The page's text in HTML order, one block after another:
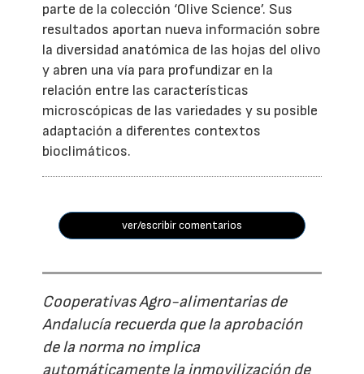
parte de la colección ‘Olive Science’. Sus
resultados aportan nueva información sobre
la diversidad anatómica de las hojas del olivo
y abren una vía para profundizar en la
relación entre las características
microscópicas de las variedades y su posible
adaptación a diferentes contextos
bioclimáticos.
ver/escribir comentarios
Cooperativas Agro-alimentarias de
Andalucía recuerda que la aprobación
de la norma no implica